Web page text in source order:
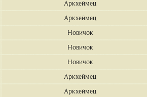
Аркхеймец
Аркхеймец
Новичок
Новичок
Новичок
Аркхеймец
Аркхеймец